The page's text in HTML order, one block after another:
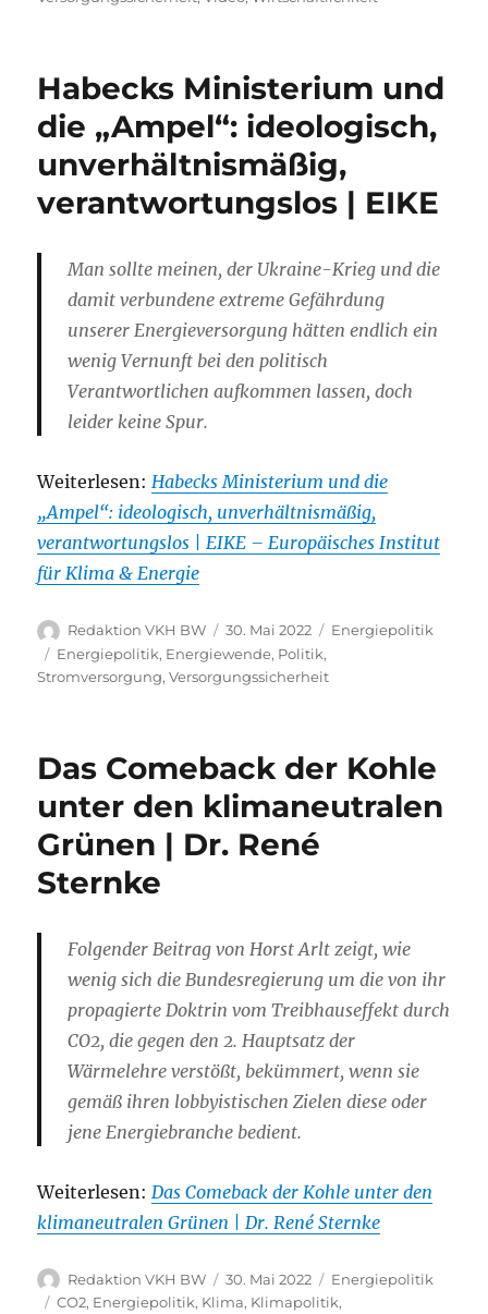
Habecks Ministerium und
die „Ampel“: ideologisch,
unverhältnismäßig,
verantwortungslos | EIKE
Man sollte meinen, der Ukraine-Krieg und die
damit verbundene extreme Gefährdung
unserer Energieversorgung hätten endlich ein
wenig Vernunft bei den politisch
Verantwortlichen aufkommen lassen, doch
leider keine Spur.
Weiterlesen:Habecks Ministerium und die
„Ampel“: ideologisch, unverhältnismäßig,
verantwortungslos | EIKE – Europäisches Institut
für Klima & Energie
Autor
Redaktion VKH BW
Veröffentlicht
am
30. Mai 2022 Kategorien
Energiepolitik
Schlagwörter
Energiepolitik, Energiewende, Politik,
Stromversorgung,Versorgungssicherheit
Das Comeback der Kohle
unter den klimaneutralen
Grünen | Dr. René
Sternke
Folgender Beitrag von Horst Arlt zeigt, wie
wenig sich die Bundesregierung um die von ihr
propagierte Doktrin vom Treibhauseffekt durch
CO2, die gegen den 2. Hauptsatz der
Wärmelehre verstößt, bekümmert, wenn sie
gemäß ihren lobbyistischen Zielen diese oder
jene Energiebranche bedient.
Weiterlesen: Das Comeback der Kohle unter den
klimaneutralen Grünen | Dr. René Sternke
Autor
Redaktion VKH BW
Veröffentlicht
am
30. Mai 2022 Kategorien
Energiepolitik
Schlagwörter
CO2, Energiepolitik, Klima, Klimapolitik,